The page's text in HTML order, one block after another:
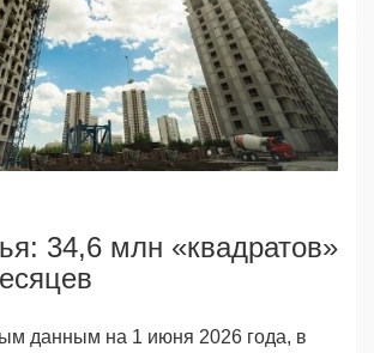
34,6 млн «квадратов»
данным на 1 июня 2026 года, в